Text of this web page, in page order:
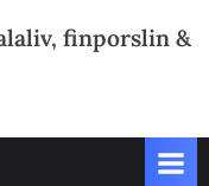
finporslin &